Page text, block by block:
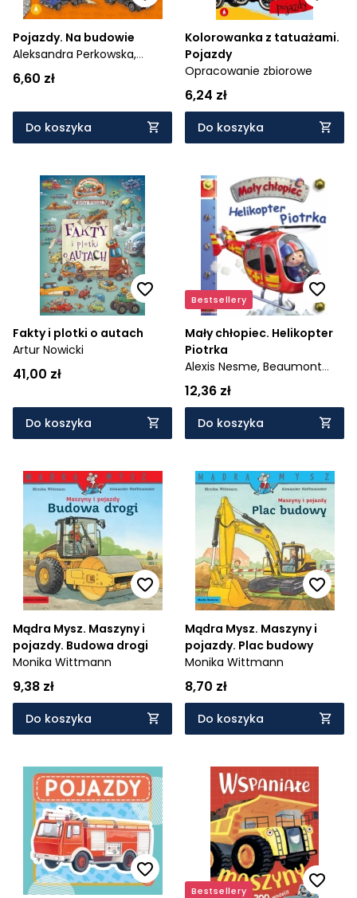
Pojazdy. Na budowie
Aleksandra Perkowska,
Marek Szal
6,60 zł
Do koszyka
Kolorowanka z tatuażami.
Pojazdy
Opracowanie zbiorowe
6,24 zł
Do koszyka
Fakty i plotki o autach
Artur Nowicki
41,00 zł
Do koszyka
Bestsellery
Mały chłopiec. Helikopter
Piotrka
Alexis Nesme, Beaumont
Emilie,
Belineau Nathalie
12,36 zł
Do koszyka
Mądra Mysz. Maszyny i
pojazdy. Budowa drogi
Monika Wittmann
9,38 zł
Do koszyka
Mądra Mysz. Maszyny i
pojazdy. Plac budowy
Monika Wittmann
8,70 zł
Do koszyka
Bestsellery